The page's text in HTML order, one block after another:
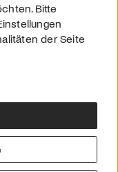
Impressum
Bitte
der Seite